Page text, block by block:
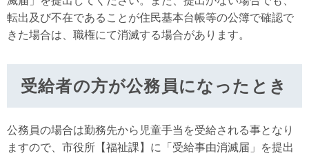
転出及び不在であることが住民基本台帳等の公簿で確認で
きた場合は、職権にて消滅する場合があります。
受給者の方が公務員になったとき
公務員の場合は勤務先から児童手当を受給される事となり
ますので、市役所【福祉課】に「受給事由消滅届」を提出